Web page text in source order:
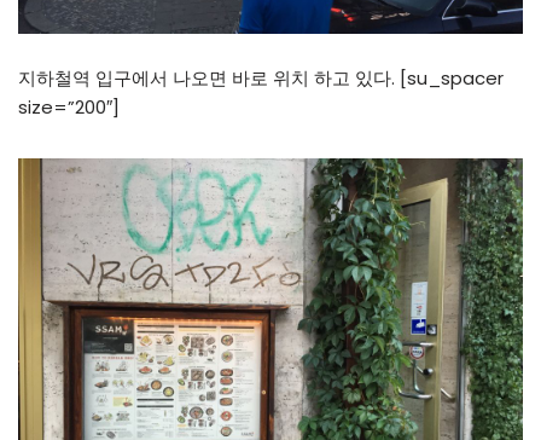
지하철역 입구에서 나오면 바로 위치 하고 있다. [su_spacer
size=”200″]